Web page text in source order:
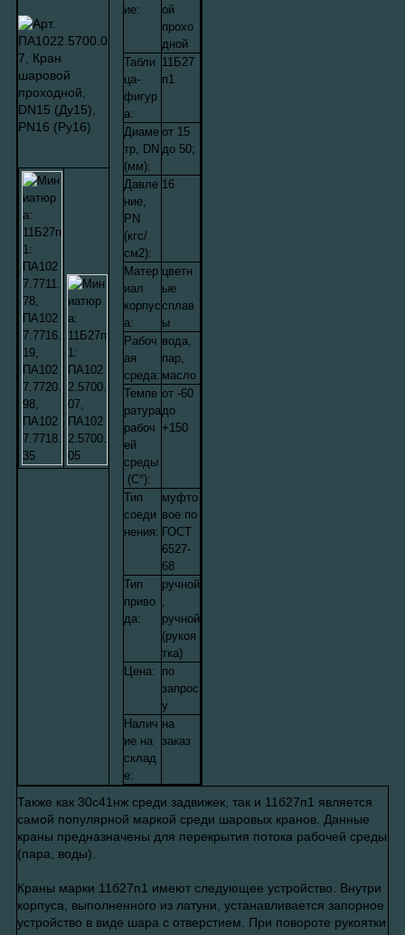
ие:
ой
прохо
дной
Табли
ца-
фигур
а:
11Б27
п1
Диаме
тр, DN
(мм):
от 15
до 50;
Давле
ние,
PN
(кгс/
см2):
16
Матер
иал
корпус
а:
цветн
ые
сплав
ы
Рабоч
ая
среда:
вода,
пар,
масло
Темпе
ратура
рабоч
ей
среды
(С°):
от -60
до
+150
Тип
соеди
нения:
муфто
вое по
ГОСТ
6527-
68
Тип
приво
да:
ручной
ручной
(рукоя
тка)
Ценa: по
запрос
у
Налич
ие на
склад
е:
на
заказ
Также как 30с41нж среди задвижек, так и 11б27п1 является
самой популярной маркой среди шаровых кранов. Данные
краны предназначены для перекрытия потока рабочей среды
(пара, воды).
Краны марки 11б27п1 имеют следующее устройство. Внутри
корпуса, выполненного из латуни, устанавливается запорное
устройство в виде шара с отверстием. При повороте рукоятки